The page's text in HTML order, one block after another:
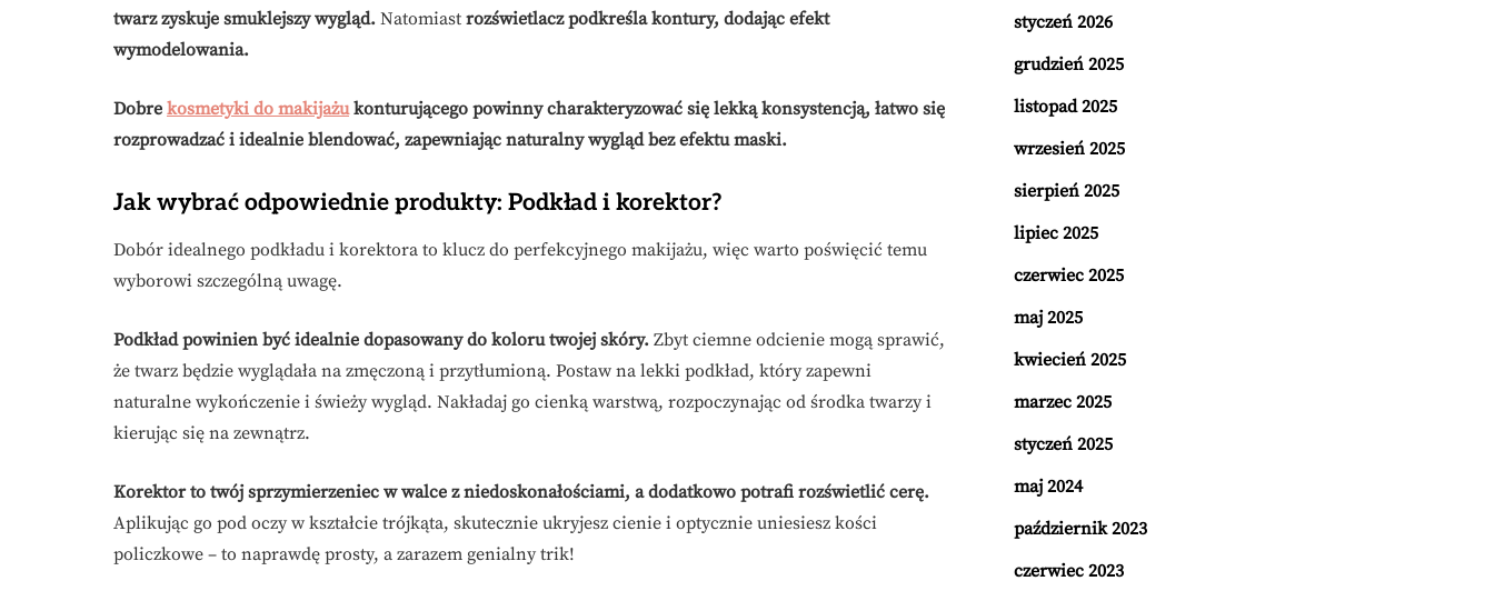
twarz zyskuje smuklejszy wygląd. Natomiast rozświetlacz podkreśla kontury, dodając efekt
wymodelowania.
Dobre kosmetyki do makijażukonturującego powinny charakteryzować się lekką konsystencją, łatwo się
rozprowadzać i idealnie blendować, zapewniając naturalny wygląd bez efektu maski.
Jak wybrać odpowiednie produkty: Podkład i korektor?
Dobór idealnego podkładu i korektora to klucz do perfekcyjnego makijażu, więc warto poświęcić temu
wyborowi szczególną uwagę.
Podkład powinien być idealnie dopasowany do koloru twojej skóry. Zbyt ciemne odcienie mogą sprawić,
że twarz będzie wyglądała na zmęczoną i przytłumioną. Postaw na lekki podkład, który zapewni
naturalne wykończenie i świeży wygląd. Nakładaj go cienką warstwą, rozpoczynając od środka twarzy i
kierując się na zewnątrz.
Korektor to twój sprzymierzeniec w walce z niedoskonałościami, a dodatkowo potrafi rozświetlić cerę.
Aplikując go pod oczy w kształcie trójkąta, skutecznie ukryjesz cienie i optycznie uniesiesz kości
policzkowe – to naprawdę prosty, a zarazem genialny trik!
styczeń 2026
grudzień 2025
listopad 2025
wrzesień 2025
sierpień 2025
lipiec 2025
czerwiec 2025
maj 2025
kwiecień 2025
marzec 2025
styczeń 2025
maj 2024
październik 2023
czerwiec 2023